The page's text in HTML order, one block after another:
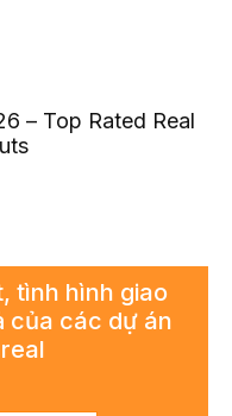
– Top Rated Real
tình hình giao
của các dự án